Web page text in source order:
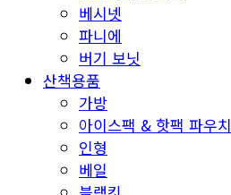
베시넷
파니에
버기 보닛
산책용품
가방
아이스팩 & 핫팩 파우치
인형
베일